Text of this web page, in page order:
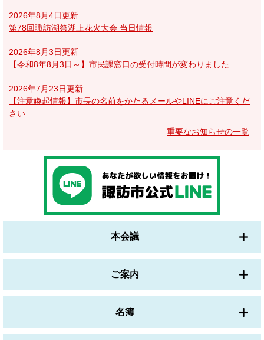
2026年8月4日更新
第78回諏訪湖祭湖上花火大会 当日情報
2026年8月3日更新
【令和8年8月3日～】市民課窓口の受付時間が変わりました
2026年7月23日更新
【注意喚起情報】市長の名前をかたるメールやLINEにご注意くだ
さい
重要なお知らせの一覧
本会議
ご案内
名簿